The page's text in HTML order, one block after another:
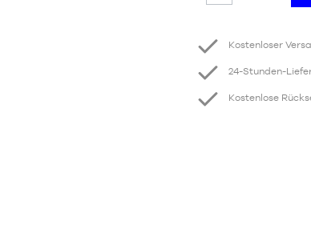
Kostenloser
24-Stunden-
Kostenlose